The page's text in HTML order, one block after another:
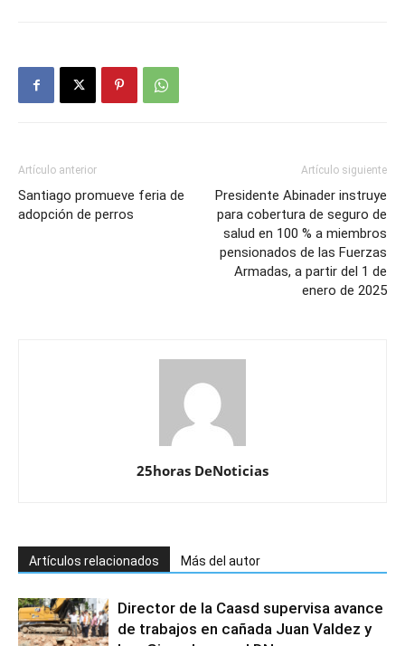
Artículo anterior
Santiago promueve feria de
adopción de perros
Artículo siguiente
Presidente Abinader instruye
para cobertura de seguro de
salud en 100 % a miembros
pensionados de las Fuerzas
Armadas, a partir del 1 de
enero de 2025
25horas DeNoticias
Artículos relacionados Más del autor
Director de la Caasd supervisa avance
de trabajos en cañada Juan Valdez y